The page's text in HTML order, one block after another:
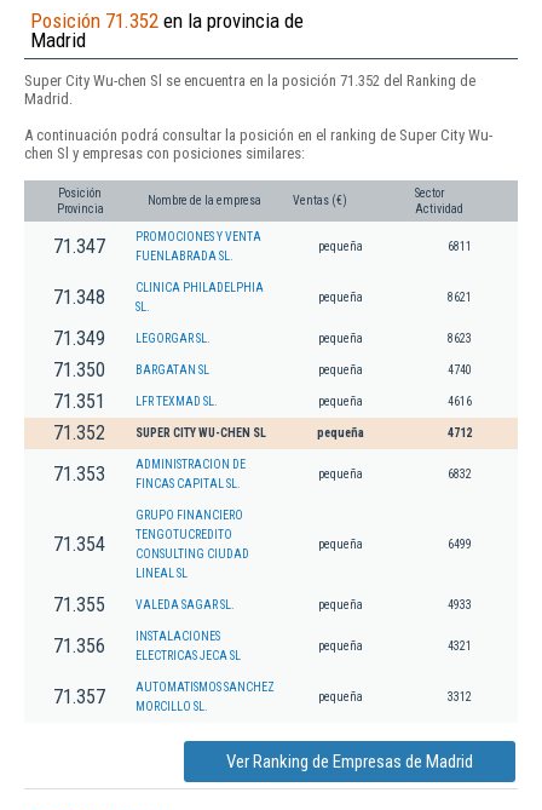
Posición 71.352 en la provincia de
Madrid
Super City Wu-chen Sl se encuentra en la posición 71.352 del Ranking de
Madrid.
A continuación podrá consultar la posición en el ranking de Super City Wu-
chen Sl y empresas con posiciones similares:
Posición
Provincia
Nombre de la empresa Ventas (€)
Sector
Actividad
71.347
PROMOCIONES Y VENTA
FUENLABRADA SL.
pequeña 6811
71.348
CLINICA PHILADELPHIA
SL.
pequeña 8621
71.349 LEGORGAR SL. pequeña 8623
71.350 BARGATAN SL pequeña 4740
71.351 LFR TEXMAD SL. pequeña 4616
71.352 SUPER CITY WU-CHEN SL pequeña 4712
71.353
ADMINISTRACION DE
FINCAS CAPITAL SL.
pequeña 6832
71.354
GRUPO FINANCIERO
TENGOTUCREDITO
CONSULTING CIUDAD
LINEAL SL
pequeña 6499
71.355 VALEDA SAGAR SL. pequeña 4933
71.356
INSTALACIONES
ELECTRICAS JECA SL
pequeña 4321
71.357
AUTOMATISMOS SANCHEZ
MORCILLO SL.
pequeña 3312
Ver Ranking de Empresas de Madrid